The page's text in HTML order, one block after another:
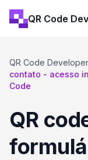
QR Code
QR Code Developer
contato - acesso
Code
QR